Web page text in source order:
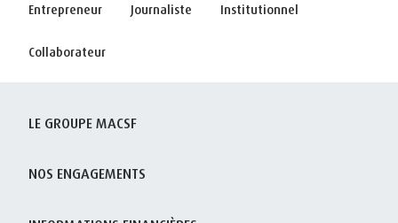
Entrepreneur Journaliste Institutionnel
Collaborateur
LE GROUPE MACSF
NOS ENGAGEMENTS